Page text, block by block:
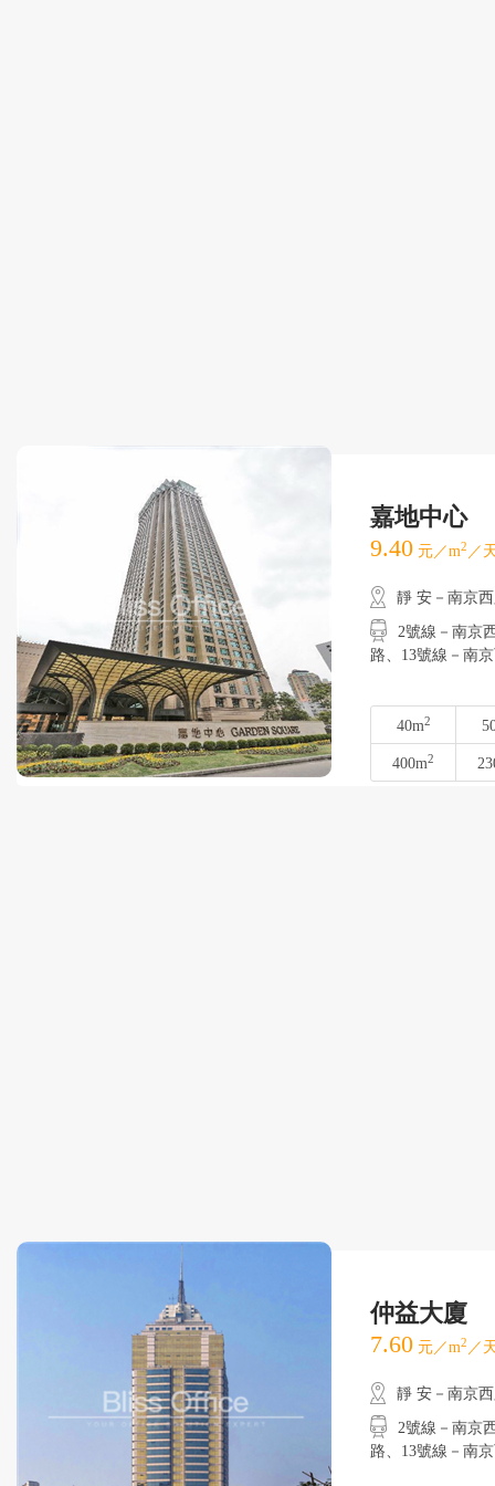
嘉地中心
9.40 元／m2 ／
靜 安－南京
2號線－南京
路、13號線－南
40m2
400m2
仲益大廈
7.60 元／m2 ／
靜 安－南京
2號線－南京
路、13號線－南